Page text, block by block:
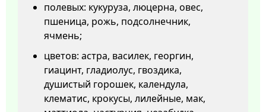
полевых: кукуруза, люцерна, овес,
пшеница, рожь, подсолнечник,
ячмень;
цветов: астра, василек, георгин,
гиацинт, гладиолус, гвоздика,
душистый горошек, календула,
клематис, крокусы, лилейные, мак,